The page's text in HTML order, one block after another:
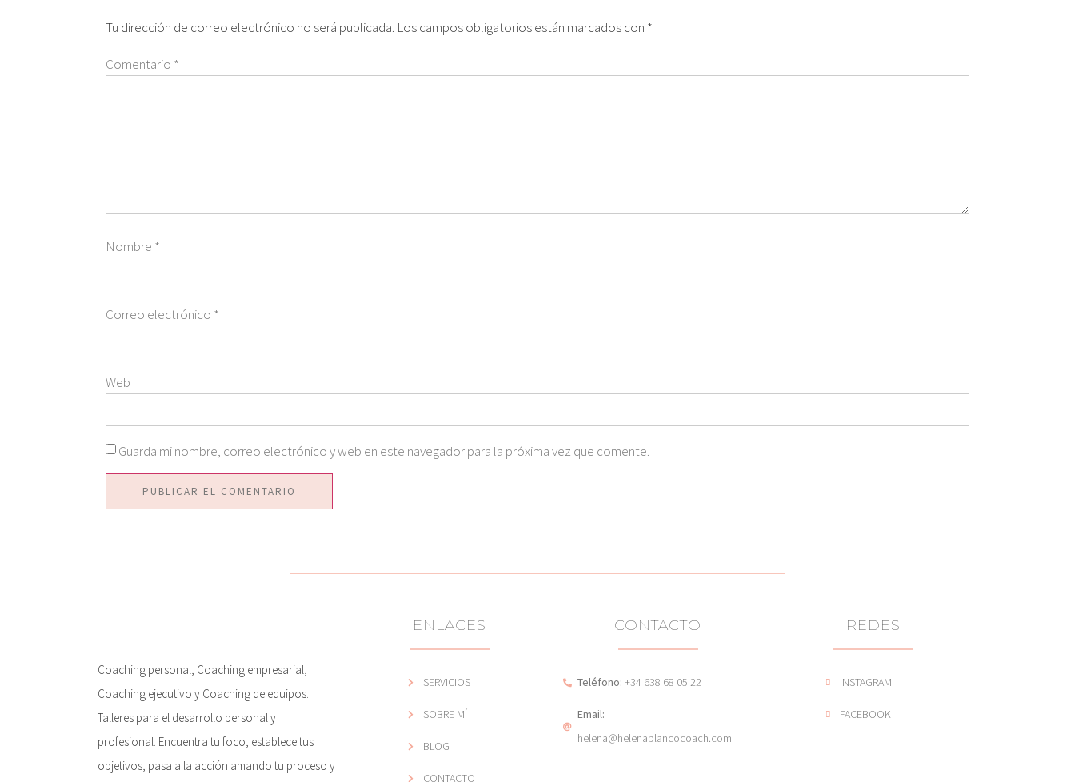
Tu dirección de correo electrónico no será publicada. Los campos obligatorios están marcados con *
Comentario *
Nombre *
Correo electrónico *
Web
Guarda mi nombre, correo electrónico y web en este navegador para la próxima vez que comente.
Coaching personal, Coaching empresarial,
Coaching ejecutivo y Coaching de equipos.
Talleres para el desarrollo personal y
profesional. Encuentra tu foco, establece tus
objetivos, pasa a la acción amando tu proceso y
ENLACES
SERVICIOS
SOBRE MÍ
BLOG
CONTACTO
CONTACTO
Teléfono: +34 638 68 05 22
Email:
helena@helenablancocoach.com
REDES
INSTAGRAM
FACEBOOK